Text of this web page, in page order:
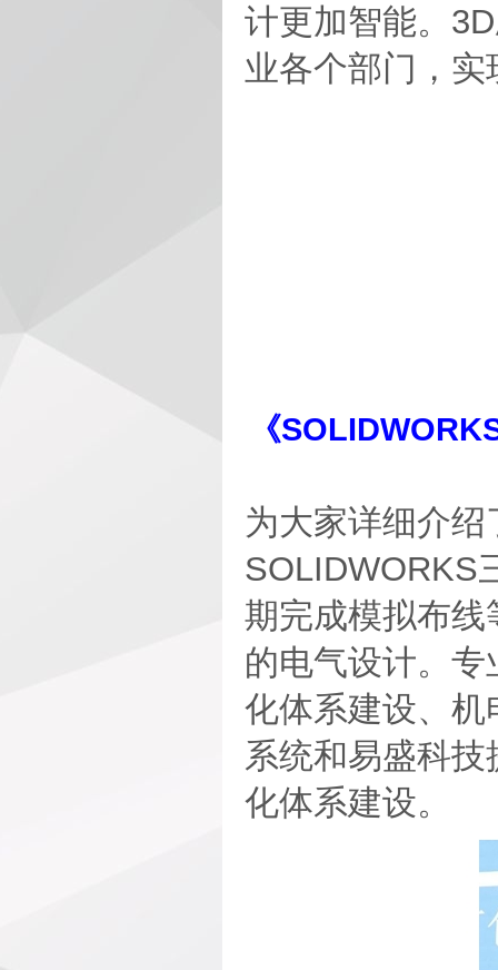
计更加智能。
业各个部门，
《
为大家详细介
SOLIDWORKS
期完成模拟布
的电气设计。
化体系建设、
系统和易盛科
化体系建设。